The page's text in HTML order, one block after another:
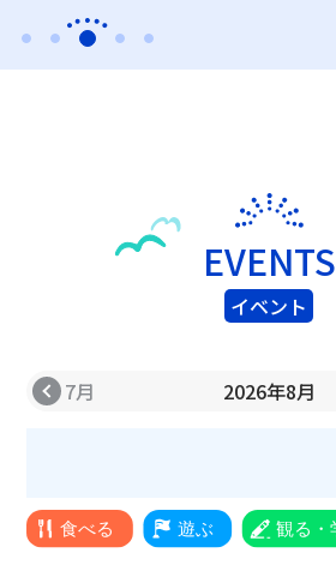
EVENTS
イベント
7月 2026年8月